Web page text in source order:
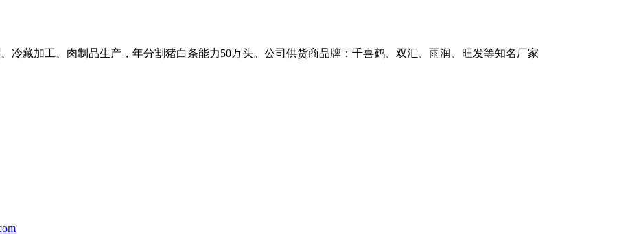
冷藏加工、肉制品生产，年分割猪白条能力50万头。公司供货商品牌：千喜鹤、双汇、雨润、旺发等知名厂家